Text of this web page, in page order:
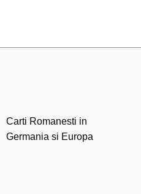
Carti Romanesti in
Germania si Europa